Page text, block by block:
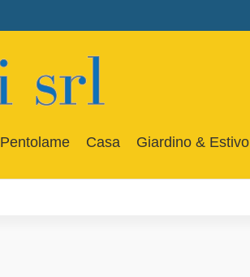
Pentolame Casa Giardino & Estivo